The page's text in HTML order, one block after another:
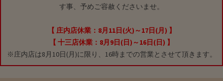
す事、予めご容赦くださいませ。
【 庄内店休業：8月11日(火)～17日(月) 】
【 十三店休業：8月9日(日)～16日(日) 】
※庄内店は8月10日(月)に限り、16時までの営業とさせて頂きます。